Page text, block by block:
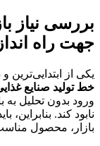
بررسی نیاز
جهت راه
یکی از
خط تولید صنایع
ورود بدون تحلیل به
نابود کند.
بازار، محصول